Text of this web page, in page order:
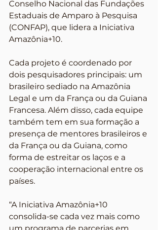
Conselho Nacional das Fundações
Estaduais de Amparo à Pesquisa
(CONFAP), que lidera a Iniciativa
Amazônia+10.
Cada projeto é coordenado por
dois pesquisadores principais: um
brasileiro sediado na Amazônia
Legal e um da França ou da Guiana
Francesa. Além disso, cada equipe
também tem em sua formação a
presença de mentores brasileiros e
da França ou da Guiana, como
forma de estreitar os laços e a
cooperação internacional entre os
países.
“A Iniciativa Amazônia+10
consolida-se cada vez mais como